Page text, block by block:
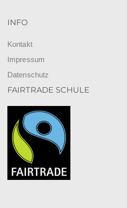
INFO
Kontakt
Impressum
Datenschutz
FAIRTRADE SCHULE